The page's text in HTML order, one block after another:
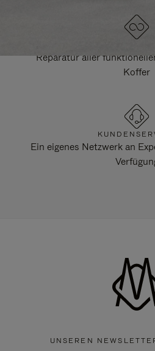
Reparatur aller
Koffer
Ein eigenes Netzwerk an
UNSEREN